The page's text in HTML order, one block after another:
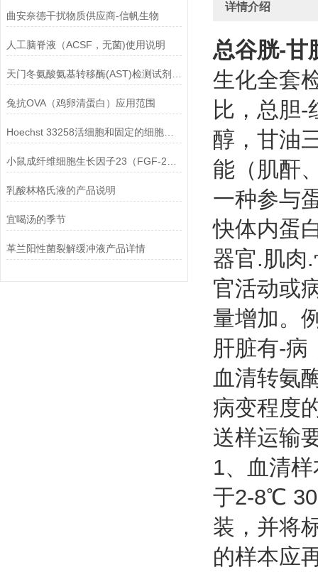
曲安奈德干扰物质供应商-信帆生物
人工脑脊液（ACSF，无菌)使用说明
兔抗OVA（鸡卵清蛋白）应用范围
Hoechst 33258活细胞和固定的细胞均可标记
乳酸林格氏液的产品说明
宜喝汤的季节
革兰阳性菌裂解缓冲液产品详情
详情介绍
总谷胱-甘
生化全套
比，总胆-
醇，甘油
能（肌酐
一种参与
快体内蛋
器官.肌肉
官活动或
量增加。
肝脏有-病
血清转氨
病变程度
送样运输
1、血清
于2-8℃
装，并将
的样本应